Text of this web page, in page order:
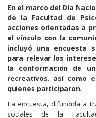
Cuerpo
En el marco del Día
de la Facultad de
acciones orientadas a
el vínculo con la
incluyó una encuesta
para relevar los
la conformación de
recreativos, así como
quienes participaron.
La encuesta, difundida a
sociales de la